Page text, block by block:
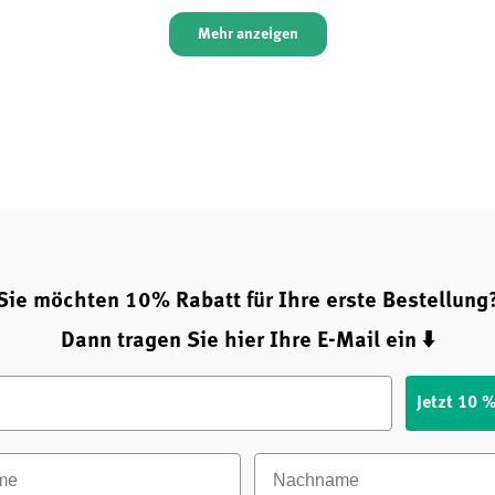
Mehr anzeigen
möchten 10% Rabatt für Ihre erste
Dann tragen Sie hier Ihre E-Mail ein ⬇️
Jetzt 10
Nachname